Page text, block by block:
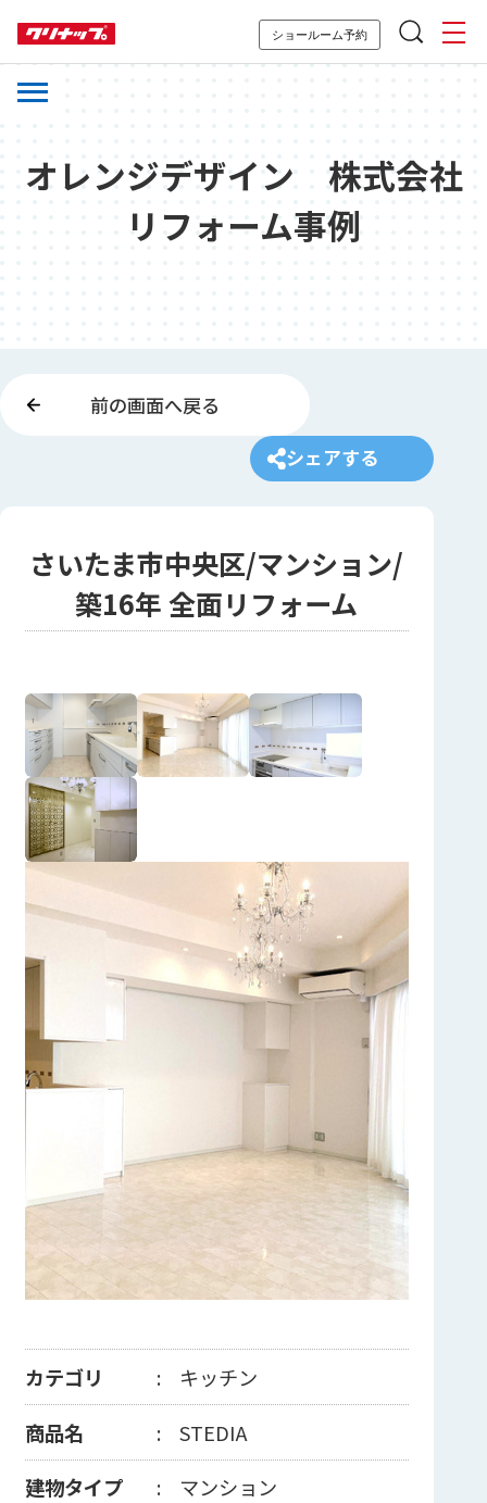
ショールーム予約
オレンジデザイン 株式会社
リフォーム事例
前の画面へ戻る
シェアする
さいたま市中央区/マンション/
築16年 全面リフォーム
カテゴリ
キッチン
商品名
STEDIA
建物タイプ
マンション